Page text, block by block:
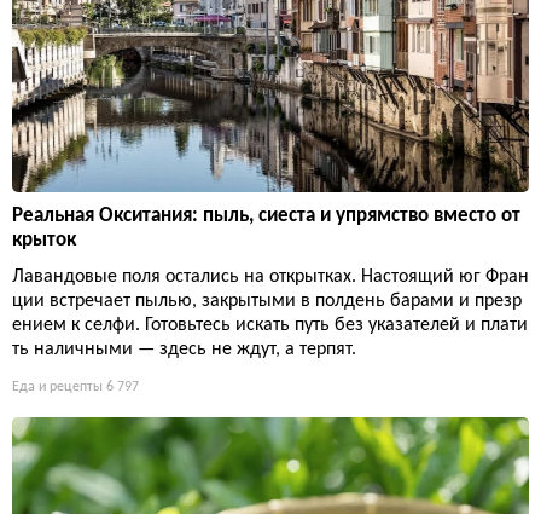
Реальная Окситания: пыль, сиеста и упрямство вместо от
крыток
Лавандовые поля остались на открытках. Настоящий юг Фран
ции встречает пылью, закрытыми в полдень барами и презр
ением к селфи. Готовьтесь искать путь без указателей и плати
ть наличными — здесь не ждут, а терпят.
Еда и рецепты 6 797